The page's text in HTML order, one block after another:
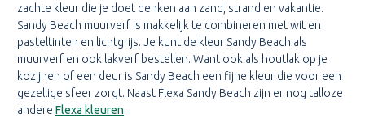
zachte kleur die je doet denken aan zand, strand en vakantie.
Sandy Beach muurverf is makkelijk te combineren met wit en
pasteltinten en lichtgrijs. Je kunt de kleur Sandy Beach als
muurverf en ook lakverf bestellen. Want ook als houtlak op je
kozijnen of een deur is Sandy Beach een fijne kleur die voor een
gezellige sfeer zorgt. Naast Flexa Sandy Beach zijn er nog talloze
andere Flexa kleuren.